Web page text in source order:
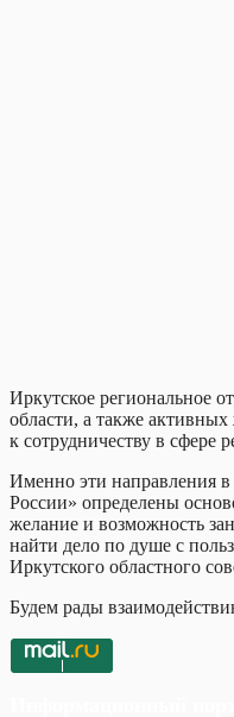
Иркутское региональное
области, а также
к сотрудничеству в сфере
Именно эти направления
России» определены
желание и возможность
найти дело по душе с
Иркутского областного
Будем рады